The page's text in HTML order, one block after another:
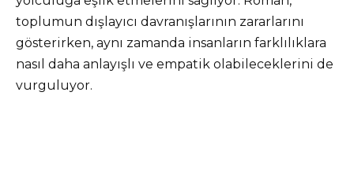
toplumun dışlayıcı davranışlarının zararlarını
gösterirken, aynı zamanda insanların farklılıklara
nasıl daha anlayışlı ve empatik olabileceklerini de
vurguluyor.